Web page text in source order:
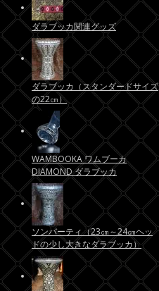
ダラブッカ関連グッズ
ダラブッカ（スタンダードサイズ
の22㎝）
WAMBOOKA ワムブーカ
DIAMOND ダラブッカ
ソンバーティ（23㎝～24㎝ヘッ
ドの少し大きなダラブッカ）